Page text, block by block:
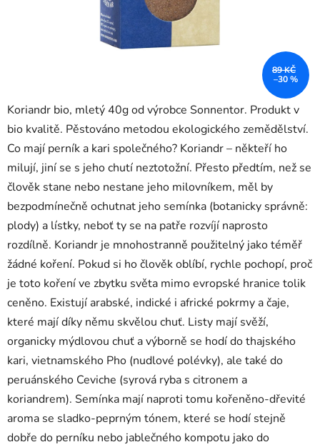
Koriandr bio, mletý 40g od výrobce Sonnentor. Produkt v
bio kvalitě. Pěstováno metodou ekologického zemědělství.
Co mají perník a kari společného? Koriandr – někteří ho
milují, jiní se s jeho chutí neztotožní. Přesto předtím, než se
člověk stane nebo nestane jeho milovníkem, měl by
bezpodmínečně ochutnat jeho semínka (botanicky správně:
plody) a lístky, neboť ty se na patře rozvíjí naprosto
rozdílně. Koriandr je mnohostranně použitelný jako téměř
žádné koření. Pokud si ho člověk oblíbí, rychle pochopí, proč
je toto koření ve zbytku světa mimo evropské hranice tolik
ceněno. Existují arabské, indické i africké pokrmy a čaje,
které mají díky němu skvělou chuť. Listy mají svěží,
organicky mýdlovou chuť a výborně se hodí do thajského
kari, vietnamského Pho (nudlové polévky), ale také do
peruánského Ceviche (syrová ryba s citronem a
koriandrem). Semínka mají naproti tomu kořeněno-dřevité
aroma se sladko-peprným tónem, které se hodí stejně
dobře do perníku nebo jablečného kompotu jako do
89 KČ
–30 %